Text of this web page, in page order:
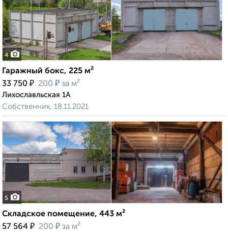
4
Гаражный бокс, 225 м²
33 750 ₽ 200 ₽ за м²
Лихославльская 1А
Собственник, 18.11.2021
5
Складское помещение, 443 м²
57 564 ₽ 200 ₽ за м²